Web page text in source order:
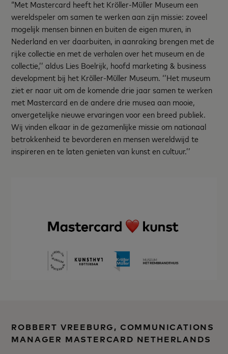
“Met Mastercard heeft het Kröller-Müller Museum een
wereldspeler om samen te werken aan zijn missie: zoveel
mogelijk mensen binnen en buiten de eigen muren, in
Nederland en ver daarbuiten, in aanraking brengen met de
rijke collectie en met de verhalen over het museum en de
collectie,’’ aldus Lies Boelrijk, hoofd marketing & business
development bij het Kröller-Müller Museum. ‘’Het museum
ziet er naar uit om de komende drie jaar samen te werken
met Mastercard en de andere drie musea aan mooie,
onvergetelijke nieuwe ervaringen voor een breed publiek.
Wij vinden elkaar in de gezamenlijke missie om nationaal
betrokkenheid te bevorderen en mensen wereldwijd te
inspireren en te laten genieten van kunst en cultuur.’’
ROBBERT VREEBURG, COMMUNICATIONS
MANAGER MASTERCARD NETHERLANDS